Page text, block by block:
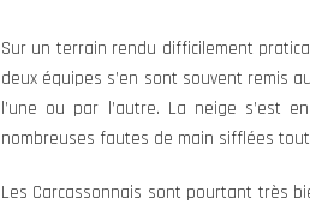
Sur un terrain rendu difficilement
deux équipes s’en sont souvent remis
l’une ou par l’autre. La neige s’est
nombreuses fautes de main sifflées
Les Carcassonnais sont pourtant très